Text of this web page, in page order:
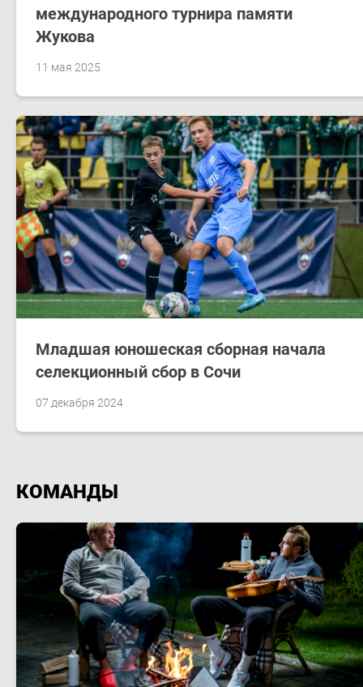
11 мая 2025
международного турнира памяти
Жукова
07 декабря 2024
Младшая юношеская сборная начала
селекционный сбор в Сочи
КОМАНДЫ